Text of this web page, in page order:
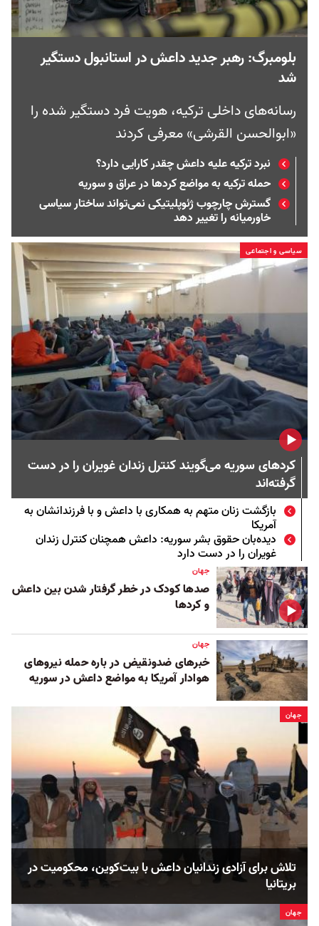
بلومبرگ: رهبر جدید داعش در استانبول دستگیر
شد
رسانه‌های داخلی ترکیه، هویت فرد دستگیر شده را
«ابوالحسن القرشی» معرفی کردند
نبرد ترکیه علیه داعش چقدر کارایی دارد؟
حمله ترکیه به مواضع کردها در عراق و سوریه
گسترش چارچوب ژئوپلیتیکی نمی‌تواند ساختار سیاسی
خاورمیانه را تغییر دهد
سیاسی و اجتماعی
کردهای سوریه می‌گویند کنترل زندان غویران را در دست
گرفته‌اند
بازگشت زنان متهم به همکاری با داعش و با فرزندانشان به
آمریکا
دیده‌بان حقوق بشر سوریه: داعش همچنان کنترل زندان
غویران را در دست دارد
جهان
صدها کودک در خطر گرفتار شدن بین داعش
و کردها
جهان
خبرهای ضدونقیض در باره حمله نیروهای
هوادار آمریکا به مواضع داعش در سوریه
جهان
تلاش برای آزادی زندانیان داعش با بیت‌کوین، محکومیت در
بریتانیا
جهان